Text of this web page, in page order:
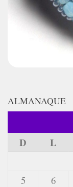
ALMANAQUE
D L
5
6